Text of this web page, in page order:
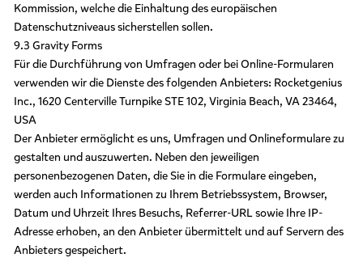
Kommission, welche die Einhaltung des europäischen
Datenschutzniveaus sicherstellen sollen.
9.3 Gravity Forms
Für die Durchführung von Umfragen oder bei Online-Formularen
verwenden wir die Dienste des folgenden Anbieters: Rocketgenius
Inc., 1620 Centerville Turnpike STE 102, Virginia Beach, VA 23464,
USA
Der Anbieter ermöglicht es uns, Umfragen und Onlineformulare zu
gestalten und auszuwerten. Neben den jeweiligen
personenbezogenen Daten, die Sie in die Formulare eingeben,
werden auch Informationen zu Ihrem Betriebssystem, Browser,
Datum und Uhrzeit Ihres Besuchs, Referrer-URL sowie Ihre IP-
Adresse erhoben, an den Anbieter übermittelt und auf Servern des
Anbieters gespeichert.